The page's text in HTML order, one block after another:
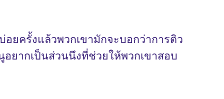
อยครั้งแล้วพวกเขามักจะบอกว่าการติว
ยากเป็นส่วนนึงที่ช่วยให้พวกเขาสอบ